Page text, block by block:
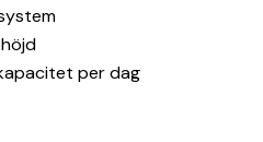
per dag